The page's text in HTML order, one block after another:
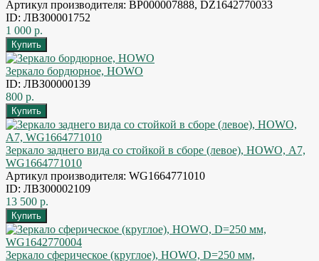
Артикул производителя: BP000007888, DZ1642770033
ID: ЛВЗ00001752
1 000 р.
Зеркало бордюрное, HOWO
ID: ЛВЗ00000139
800 р.
Зеркало заднего вида со стойкой в сборе (левое), HOWO, А7,
WG1664771010
Артикул производителя: WG1664771010
ID: ЛВЗ00002109
13 500 р.
Зеркало сферическое (круглое), HOWO, D=250 мм,